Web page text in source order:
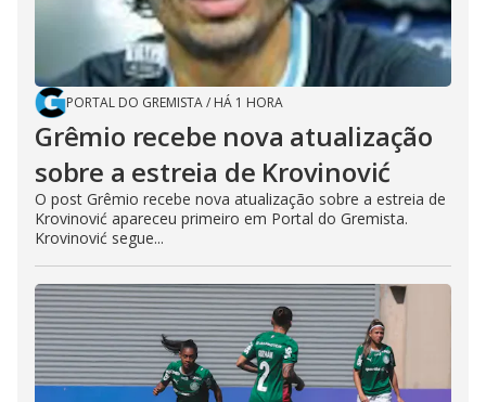
PORTAL DO GREMISTA/ HÁ 1 HORA
Grêmio recebe nova atualização
sobre a estreia de Krovinović
O post Grêmio recebe nova atualização sobre a estreia de
Krovinović apareceu primeiro em Portal do Gremista.
Krovinović segue...